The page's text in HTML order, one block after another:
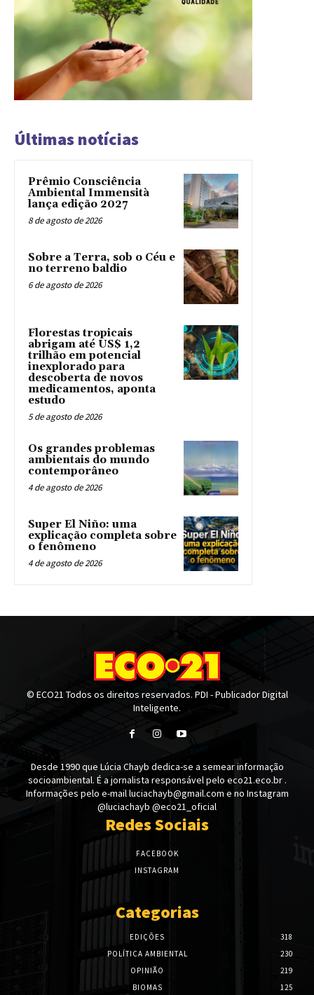
Últimas notícias
Prêmio Consciência
Ambiental Immensità
lança edição 2027
8 de agosto de 2026
Sobre a Terra, sob o Céu e
no terreno baldio
6 de agosto de 2026
Florestas tropicais
abrigam até US$ 1,2
trilhão em potencial
inexplorado para
descoberta de novos
medicamentos, aponta
estudo
5 de agosto de 2026
Os grandes problemas
ambientais do mundo
contemporâneo
4 de agosto de 2026
Super El Niño: uma
explicação completa sobre
o fenômeno
4 de agosto de 2026
© ECO21 Todos os direitos reservados. PDI - Publicador Digital
Inteligente.
Desde 1990 que Lúcia Chayb dedica-se a semear informação
socioambiental. É a jornalista responsável pelo eco21.eco.br .
Informações pelo e-mail luciachayb@gmail.com e no Instagram
@luciachayb @eco21_oficial
Redes Sociais
FACEBOOK
INSTAGRAM
Categorias
EDIÇÕES
318
POLÍTICA AMBIENTAL
230
OPINIÃO
219
BIOMAS
125